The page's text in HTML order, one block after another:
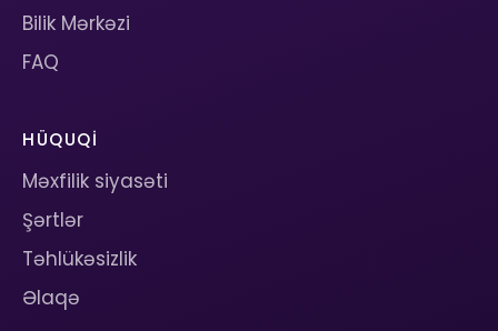
Bilik Mərkəzi
FAQ
HÜQUQI
Məxfilik siyasəti
Şərtlər
Təhlükəsizlik
Əlaqə